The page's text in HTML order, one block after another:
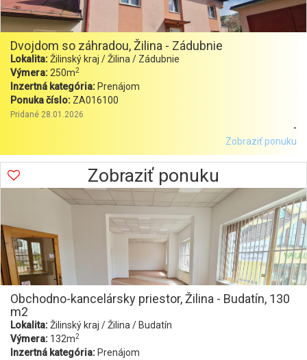
Dvojdom so záhradou, Žilina - Zádubnie
Lokalita:Žilinský kraj / Žilina / Zádubnie
Výmera: 250m2
Inzertná kategória: Prenájom
Ponuka číslo: ZA016100
Pridané 28.01.2026
-
Zobraziť ponuku
Zobraziť ponuku
Obchodno-kancelársky priestor, Žilina - Budatín, 130
m2
Lokalita:Žilinský kraj / Žilina / Budatín
Výmera: 132m2
Inzertná kategória: Prenájom